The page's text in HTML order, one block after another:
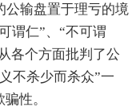
公输盘置于理亏的境
谓仁”、“不可谓
各个方面批判了公
不杀少而杀众”一
性。